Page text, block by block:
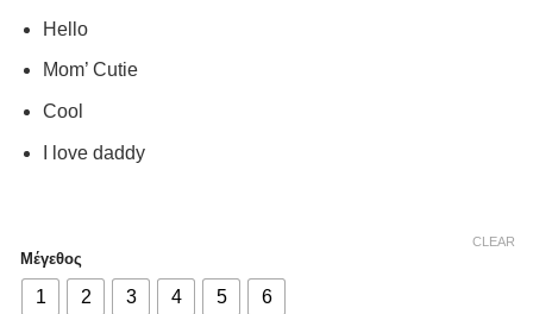
Hello
Mom’ Cutie
Cool
I love daddy
Μέγεθος
1 2 3 4 5 6
CLEAR